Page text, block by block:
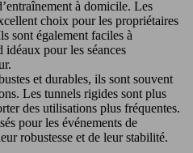
à domicile. Les
choix pour les propriétaires
sont également faciles à
idéaux pour les séances
et durables, ils sont souvent
Les tunnels rigides sont plus
des utilisations plus fréquentes.
pour les événements de
robustesse et de leur stabilité.